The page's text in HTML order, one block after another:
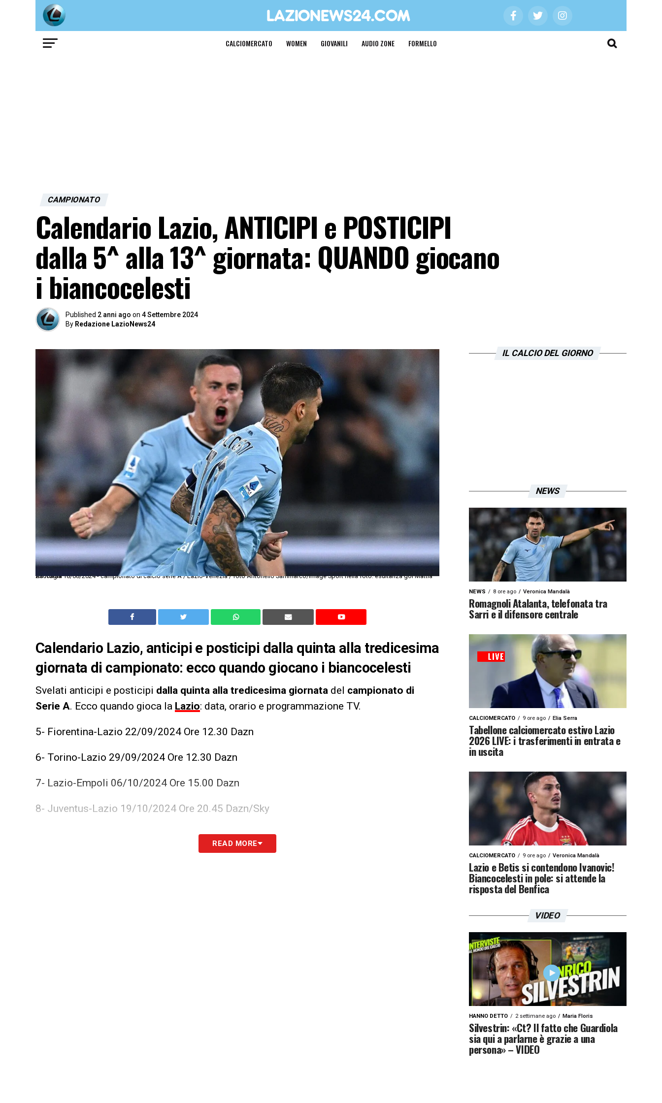
CALCIOMERCATO WOMEN GIOVANILI AUDIO ZONE FORMELLO
CAMPIONATO
Calendario Lazio, ANTICIPI e POSTICIPI
dalla 5^ alla 13^ giornata: QUANDO giocano
i biancocelesti
Published 2 anni ago on 4 Settembre 2024
By Redazione LazioNews24
As Roma 18/08/2024 - campionato di calcio serie A / Lazio-Venezia / foto Antonello Sammarco/Image Sport nella foto: esultanza gol Mattia Zaccagni
Calendario Lazio, anticipi e posticipi dalla quinta alla tredicesima
giornata di campionato: ecco quando giocano i biancocelesti
Svelati anticipi e posticipi dalla quinta alla tredicesima giornata del campionato di
Serie A. Ecco quando gioca la Lazio: data, orario e programmazione TV.
5- Fiorentina-Lazio 22/09/2024 Ore 12.30 Dazn
6- Torino-Lazio 29/09/2024 Ore 12.30 Dazn
7- Lazio-Empoli 06/10/2024 Ore 15.00 Dazn
8- Juventus-Lazio 19/10/2024 Ore 20.45 Dazn/Sky
9- Lazio-Genoa 27/10/2024 Ore 15.00 Dazn
READ MORE
IL CALCIO DEL GIORNO
NEWS
NEWS 8 ore ago Veronica Mandalà
Romagnoli Atalanta, telefonata tra
Sarri e il difensore centrale
CALCIOMERCATO 9 ore ago Elia Serra
Tabellone calciomercato estivo Lazio
2026 LIVE: i trasferimenti in entrata e
in uscita
CALCIOMERCATO 9 ore ago Veronica Mandalà
Lazio e Betis si contendono Ivanovic!
Biancocelesti in pole: si attende la
risposta del Benfica
VIDEO
HANNO DETTO 2 settimane ago Maria Floris
Silvestrin: «Ct? Il fatto che Guardiola
sia qui a parlarne è grazie a una
persona» – VIDEO